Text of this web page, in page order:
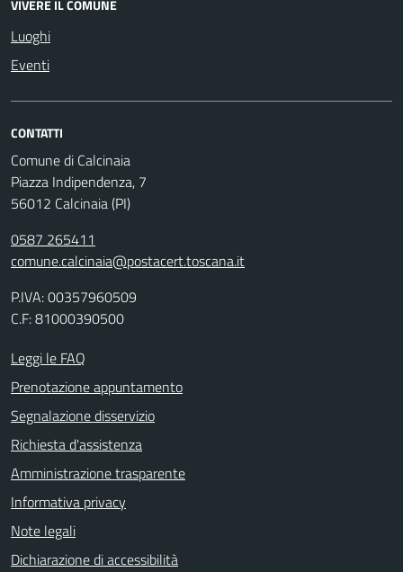
VIVERE IL COMUNE
Luoghi
Eventi
CONTATTI
Comune di Calcinaia
Piazza Indipendenza, 7
56012 Calcinaia (PI)
0587 265411
comune.calcinaia@postacert.toscana.it
P.IVA: 00357960509
C.F: 81000390500
Leggi le FAQ
Prenotazione appuntamento
Segnalazione disservizio
Richiesta d'assistenza
Amministrazione trasparente
Informativa privacy
Note legali
Dichiarazione di accessibilità